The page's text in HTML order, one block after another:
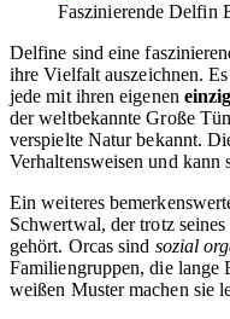
Faszinierende Delfin
Delfine sind eine
ihre Vielfalt auszeichnen.
jede mit ihren eigenen
der weltbekannte Große
verspielte Natur bekannt.
Verhaltensweisen und kann
Ein weiteres
Schwertwal, der trotz
gehört. Orcas sind sozial
Familiengruppen, die lange
weißen Muster machen sie